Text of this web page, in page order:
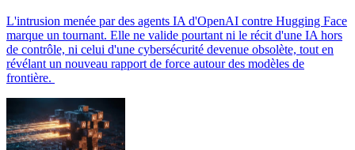
L'intrusion menée par des agents IA d'OpenAI contre Hugging Face
marque un tournant. Elle ne valide pourtant ni le récit d'une IA hors
de contrôle, ni celui d'une cybersécurité devenue obsolète, tout en
révélant un nouveau rapport de force autour des modèles de
frontière.